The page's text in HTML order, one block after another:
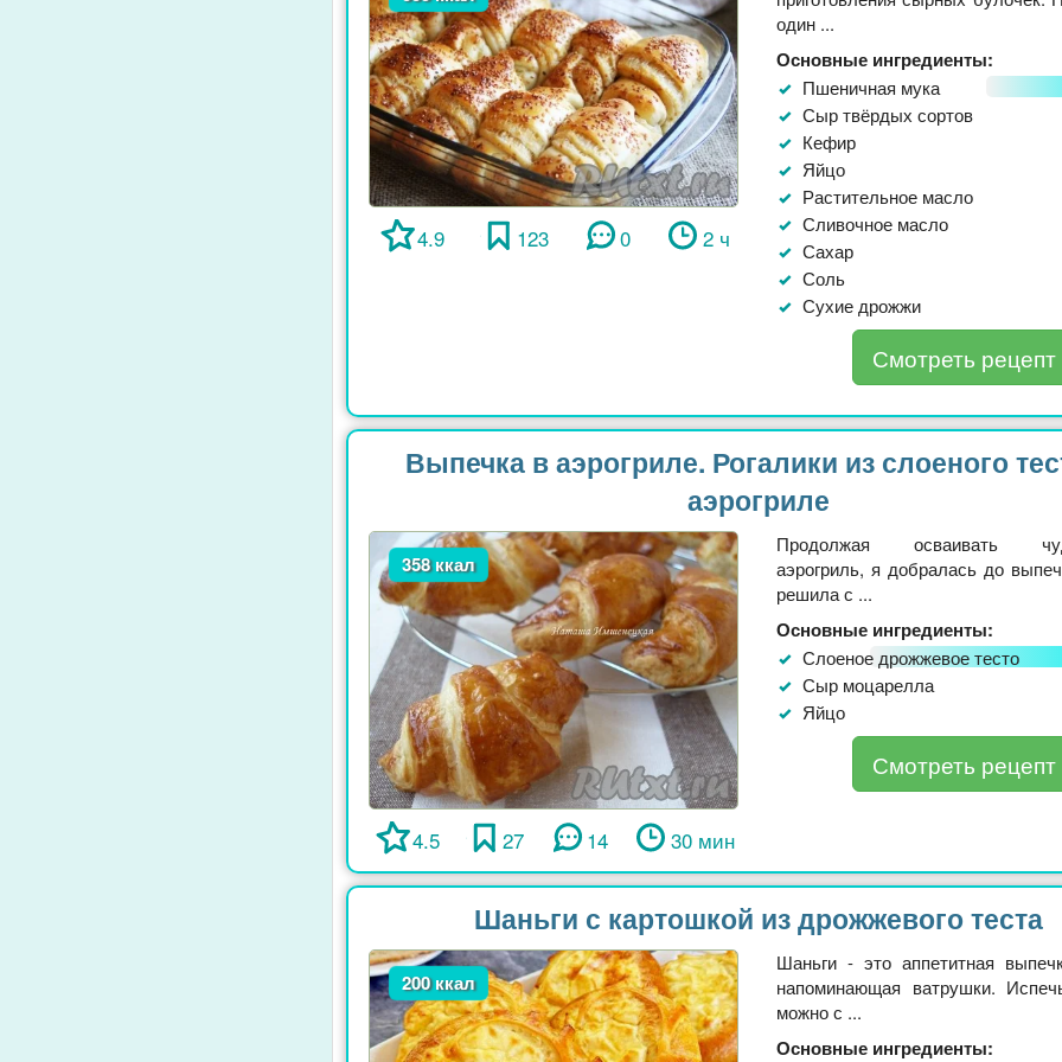
4.9 123 0 2 ч
один ...
Основные ингредиенты:
Пшеничная мука
Сыр твёрдых сортов
Кефир
Яйцо
Растительное масло
Сливочное масло
Сахар
Соль
Сухие дрожжи
Смотреть рецепт
Выпечка в аэрогриле. Рогалики из слоеного
аэрогриле
358 ккал
4.5 27 14 30 мин
Продолжая осваивать
аэрогриль, я добралась до
решила с ...
Основные ингредиенты:
Слоеное дрожжевое тесто
Сыр моцарелла
Яйцо
Смотреть рецепт
Шаньги с картошкой из дрожжевого теста
200 ккал
Шаньги - это аппетитная
напоминающая ватрушки.
можно с ...
Основные ингредиенты: